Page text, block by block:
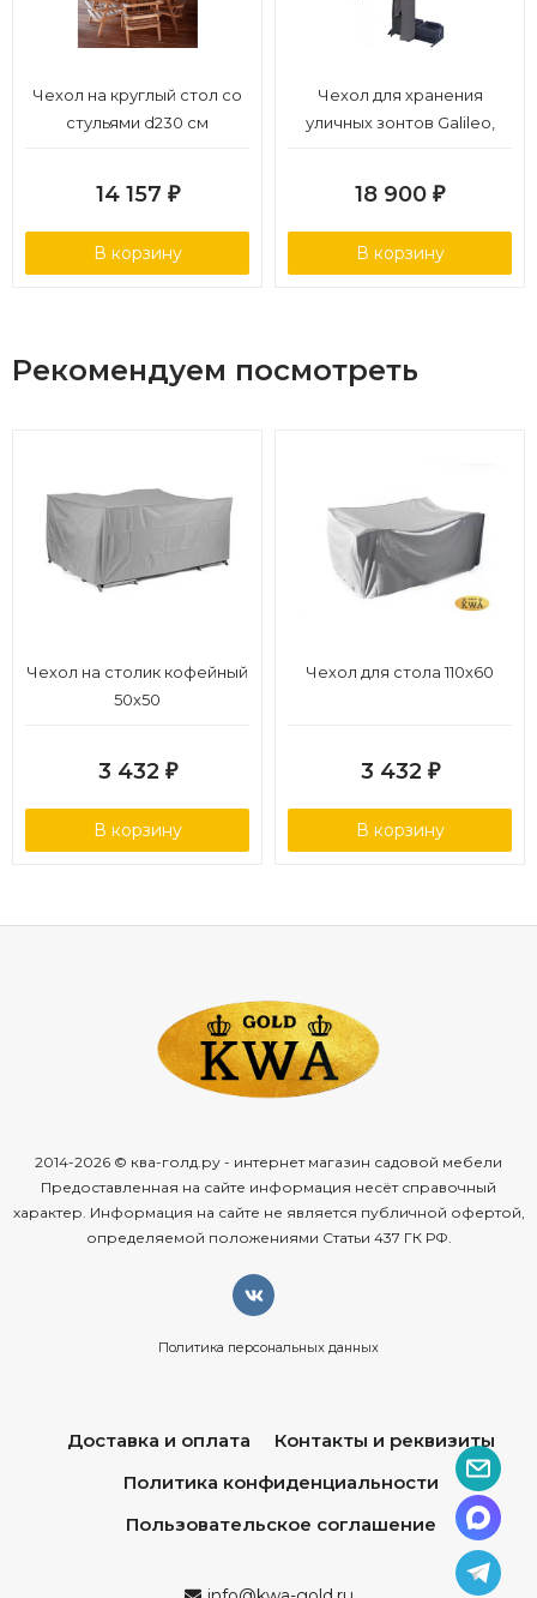
Чехол на круглый стол со
стульями d230 см
14 157 ₽
В корзину
Чехол для хранения
уличных зонтов Galileo,
18 900 ₽
В корзину
Рекомендуем посмотреть
Чехол на столик кофейный
50х50
3 432 ₽
В корзину
Чехол для стола 110х60
3 432 ₽
В корзину
2014-2026 © ква-голд.ру - интернет магазин садовой мебели
Предоставленная на сайте информация несёт справочный
характер. Информация на сайте не является публичной офертой,
определяемой положениями Статьи 437 ГК РФ.
Политика персональных данных
Доставка и оплата
Контакты и реквизиты
Политика конфиденциальности
Пользовательское соглашение